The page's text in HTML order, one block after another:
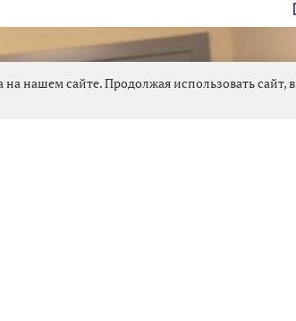
нашем сайте. Продолжая использовать сайт,